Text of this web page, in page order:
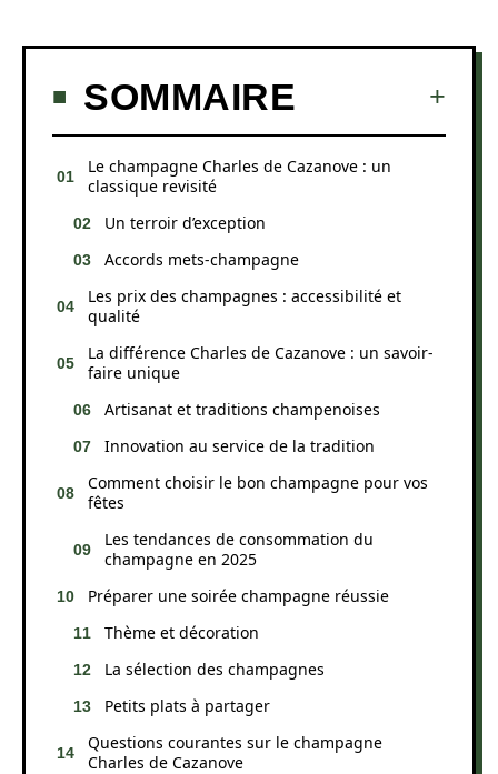
SOMMAIRE
Le champagne Charles de Cazanove : un
classique revisité
Un terroir d’exception
Accords mets-champagne
Les prix des champagnes : accessibilité et
qualité
La différence Charles de Cazanove : un savoir-
faire unique
Artisanat et traditions champenoises
Innovation au service de la tradition
Comment choisir le bon champagne pour vos
fêtes
Les tendances de consommation du
champagne en 2025
Préparer une soirée champagne réussie
Thème et décoration
La sélection des champagnes
Petits plats à partager
Questions courantes sur le champagne
Charles de Cazanove